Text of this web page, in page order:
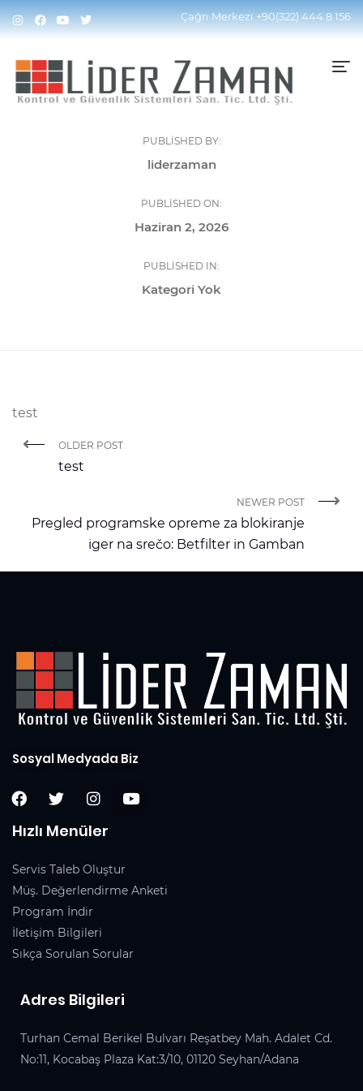
Çağrı Merkezi+90(322) 444 8 156
PUBLISHED BY:
liderzaman
PUBLISHED ON:
Haziran 2, 2026
PUBLISHED IN:
Kategori Yok
test
OLDER POST
test
NEWER POST
Pregled programske opreme za blokiranje
iger na srečo: Betfilter in Gamban
Sosyal Medyada Biz
Hızlı Menüler
Servis Taleb Oluştur
Müş. Değerlendirme Anketi
Program İndir
İletişim Bilgileri
Sıkça Sorulan Sorular
Adres Bilgileri
Turhan Cemal Berikel Bulvarı Reşatbey Mah. Adalet Cd.
No:11, Kocabaş Plaza Kat:3/10, 01120 Seyhan/Adana